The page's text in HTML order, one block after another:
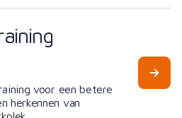
voor een betere
herkennen van